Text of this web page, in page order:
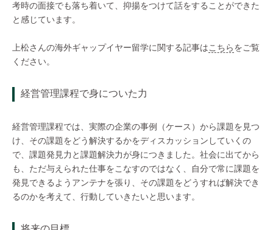
考時の面接でも落ち着いて、抑揚をつけて話をすることができた
と感じています。
上松さんの海外ギャップイヤー留学に関する記事はこちらをご覧
ください。
経営管理課程で身についた力
経営管理課程では、実際の企業の事例（ケース）から課題を見つ
け、その課題をどう解決するかをディスカッションしていくの
で、課題発見力と課題解決力が身につきました。社会に出てから
も、ただ与えられた仕事をこなすのではなく、自分で常に課題を
発見できるようアンテナを張り、その課題をどうすれば解決でき
るのかを考えて、行動していきたいと思います。